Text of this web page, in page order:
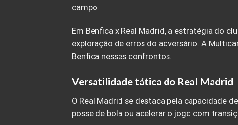
campo.
Em Benfica x Real Madrid, a estratégia do
exploração de erros do adversário. A
Benfica nesses confrontos.
Versatilidade tática do Real Madrid
O Real Madrid se destaca pela capacidade
posse de bola ou acelerar o jogo com